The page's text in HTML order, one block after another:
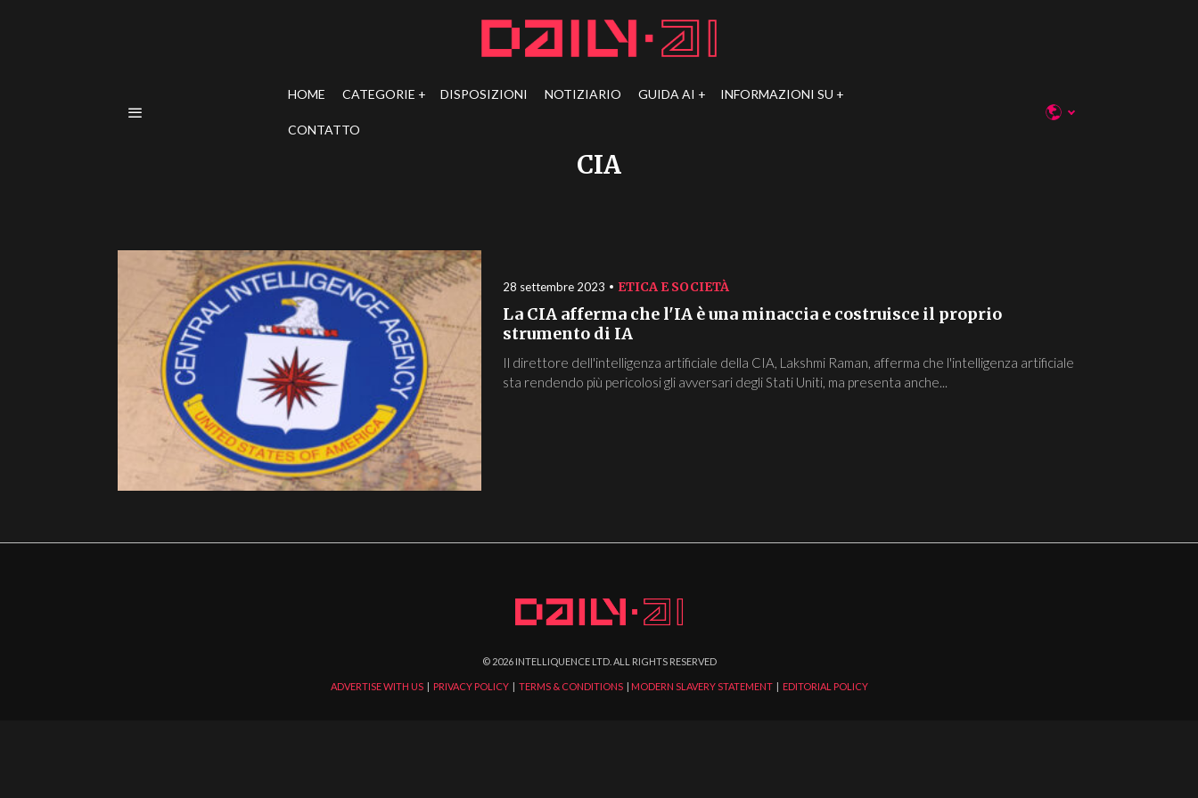
HOME CATEGORIE DISPOSIZIONI NOTIZIARIO GUIDA AI INFORMAZIONI SU
CONTATTO
CIA
28 settembre 2023 ETICA E SOCIETÀ
La CIA afferma che l'IA è una minaccia e costruisce il proprio
strumento di IA
Il direttore dell'intelligenza artificiale della CIA, Lakshmi Raman, afferma che l'intelligenza artificiale
sta rendendo più pericolosi gli avversari degli Stati Uniti, ma presenta anche...
© 2026INTELLIQUENCE LTD. ALL RIGHTS RESERVED
ADVERTISE WITH US| PRIVACY POLICY| TERMS & CONDITIONS| MODERN SLAVERY STATEMENT| EDITORIAL POLICY